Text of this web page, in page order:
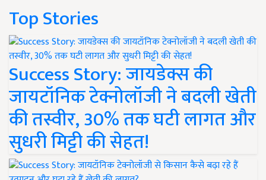
Top Stories
Success Story: जायडेक्स की
जायटॉनिक टेक्नोलॉजी ने बदली खेती
की तस्वीर, 30% तक घटी लागत और
सुधरी मिट्टी की सेहत!